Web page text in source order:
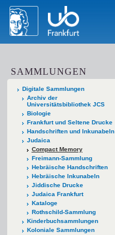
SAMMLUNGEN
Digitale Sammlungen
Archiv der
Universitätsbibliothek JCS
Biologie
Frankfurt und Seltene Drucke
Handschriften und Inkunabeln
Judaica
Compact Memory
Freimann-Sammlung
Hebräische Handschriften
Hebräische Inkunabeln
Jiddische Drucke
Judaica Frankfurt
Kataloge
Rothschild-Sammlung
Kinderbuchsammlungen
Koloniale Sammlungen